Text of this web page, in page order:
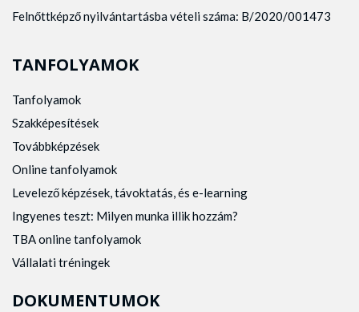
Felnőttképző nyilvántartásba vételi száma: B/2020/001473
TANFOLYAMOK
Tanfolyamok
Szakképesítések
Továbbképzések
Online tanfolyamok
Levelező képzések, távoktatás, és e-learning
Ingyenes teszt: Milyen munka illik hozzám?
TBA online tanfolyamok
Vállalati tréningek
DOKUMENTUMOK